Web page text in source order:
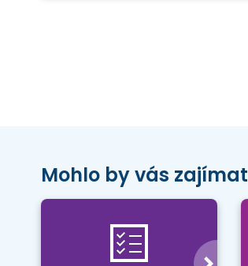
Mohlo by vás zajímat